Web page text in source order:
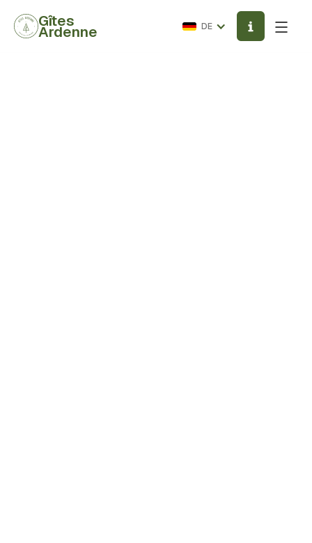
Gîtes
Ardenne DE